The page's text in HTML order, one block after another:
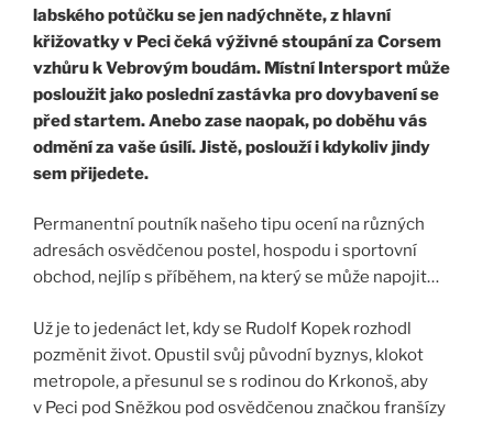
labského potůčku se jen nadýchněte, z hlavní
křižovatky v Peci čeká výživné stoupání za Corsem
vzhůru k Vebrovým boudám. Místní Intersport může
posloužit jako poslední zastávka pro dovybavení se
před startem. Anebo zase naopak, po doběhu vás
odmění za vaše úsilí. Jistě, poslouží i kdykoliv jindy
sem přijedete.
Permanentní poutník našeho tipu ocení na různých
adresách osvědčenou postel, hospodu i sportovní
obchod, nejlíp s příběhem, na který se může napojit…
Už je to jedenáct let, kdy se Rudolf Kopek rozhodl
pozměnit život. Opustil svůj původní byznys, klokot
metropole, a přesunul se s rodinou do Krkonoš, aby
v Peci pod Sněžkou pod osvědčenou značkou franšízy